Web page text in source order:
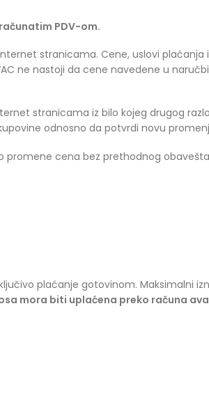
PDV-om.
stranicama. Cene, uslovi plaćanja
ne nastoji da cene navedene u
stranicama iz bilo kojeg drugog
odnosno da potvrdi novu
promene cena bez prethodnog
plaćanje gotovinom. Maksimalni
mora biti uplaćena preko računa